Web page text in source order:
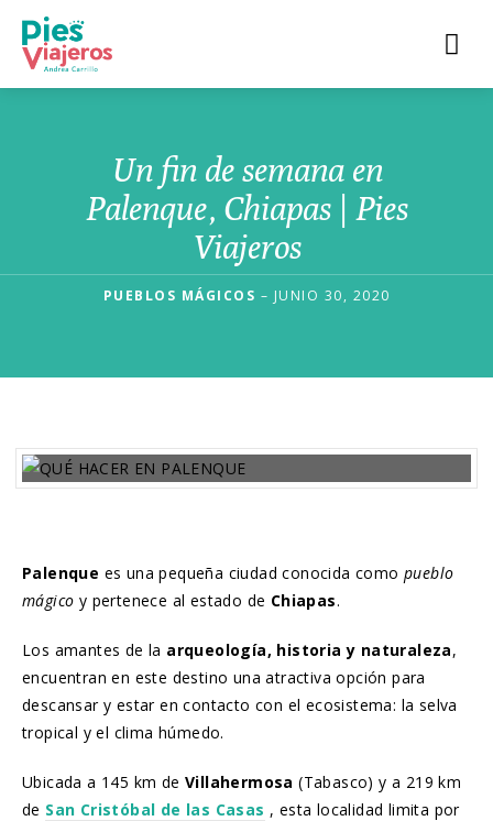
Un fin de semana en
Palenque, Chiapas | Pies
Viajeros
PUEBLOS MÁGICOS – JUNIO 30, 2020
Palenque es una pequeña ciudad conocida comopueblo
mágico y pertenece al estado de Chiapas.
Los amantes de la arqueología, historia y naturaleza,
encuentran en este destino una atractiva opción para
descansar y estar en contacto con el ecosistema: la selva
tropical y el clima húmedo.
Ubicada a 145 km de Villahermosa (Tabasco) y a 219 km
de San Cristóbal de las Casas , esta localidad limita por